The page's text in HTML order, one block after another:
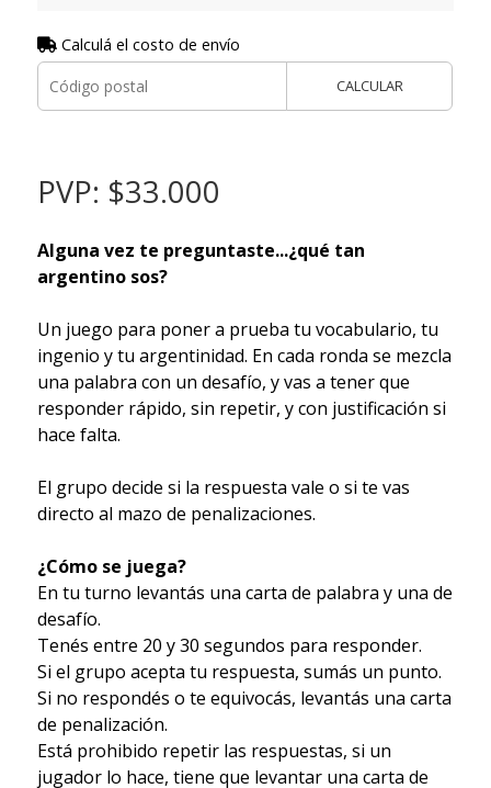
Calculá el costo de envío
CALCULAR
PVP: $33.000
Alguna vez te preguntaste...¿qué tan
argentino sos?
Un juego para poner a prueba tu vocabulario, tu
ingenio y tu argentinidad. En cada ronda se mezcla
una palabra con un desafío, y vas a tener que
responder rápido, sin repetir, y con justificación si
hace falta.
El grupo decide si la respuesta vale o si te vas
directo al mazo de penalizaciones.
¿Cómo se juega?
En tu turno levantás una carta de palabra y una de
desafío.
Tenés entre 20 y 30 segundos para responder.
Si el grupo acepta tu respuesta, sumás un punto.
Si no respondés o te equivocás, levantás una carta
de penalización.
Está prohibido repetir las respuestas, si un
jugador lo hace, tiene que levantar una carta de